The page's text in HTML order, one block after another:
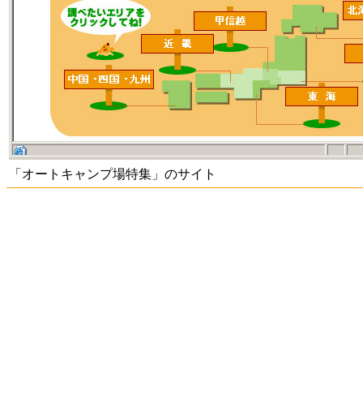
「オートキャンプ場特集」のサイト